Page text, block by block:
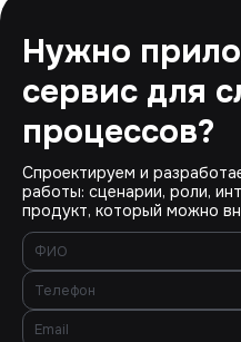
Нужно
сервис для
процессов?
Спроектируем и
работы: сценарии, роли,
продукт, который можно